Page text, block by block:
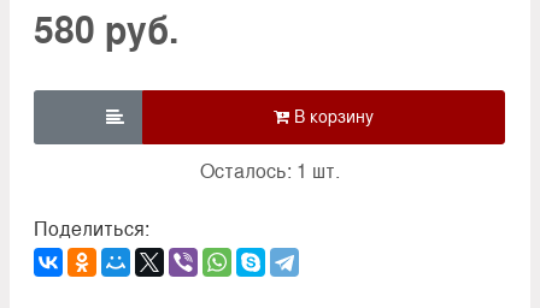
580 руб.

Осталось: 1 шт.
Поделиться: